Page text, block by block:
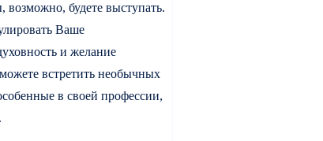
возможно, будете выступать.
Ваше
и желание
встретить необычных
в своей профессии,